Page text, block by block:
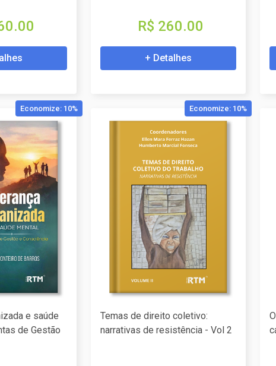
R$ 260.00
+ Detalhes
Economize: 10%
e saúde
de Gestão
Economize: 10%
Temas de direito coletivo:
narrativas de resistência - Vol 2